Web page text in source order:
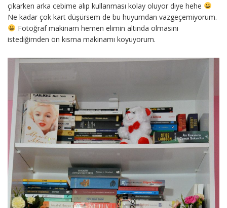
çıkarken arka cebime alıp kullanması kolay oluyor diye hehe
Ne kadar çok kart düşürsem de bu huyumdan vazgeçemiyorum.
Fotoğraf makinam hemen elimin altında olmasını
istediğimden ön kısma makinamı koyuyorum.